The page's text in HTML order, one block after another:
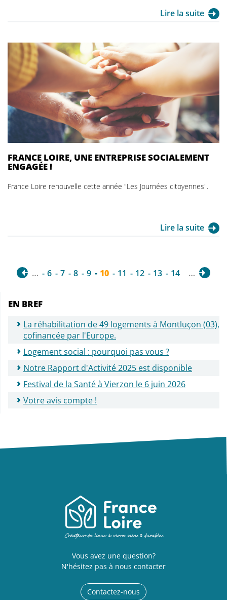
Lire la suite
FRANCE LOIRE, UNE ENTREPRISE SOCIALEMENT
ENGAGÉE !
France Loire renouvelle cette année "Les Journées citoyennes".
Lire la suite
… 6 7 8 9 10 11 12 13 14 …
EN BREF
La réhabilitation de 49 logements à Montluçon (03),
cofinancée par l'Europe.
Logement social : pourquoi pas vous ?
Notre Rapport d'Activité 2025 est disponible
Festival de la Santé à Vierzon le 6 juin 2026
Votre avis compte !
Vous avez une question?
N'hésitez pas à nous contacter
Contactez-nous